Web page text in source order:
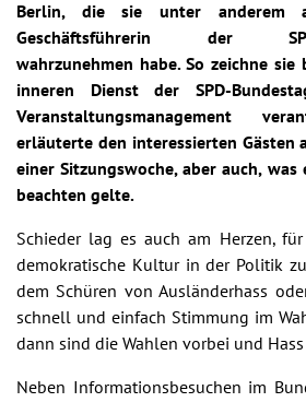
Berlin, die sie unter anderem
Geschäftsführerin der SPD-
wahrzunehmen habe. So zeichne sie
inneren Dienst der SPD-
Veranstaltungsmanagement
erläuterte den interessierten Gästen
einer Sitzungswoche, aber auch, was
beachten gelte.
Schieder lag es auch am Herzen,
demokratische Kultur in der Politik
dem Schüren von Ausländerhass
schnell und einfach Stimmung im
dann sind die Wahlen vorbei und
Neben Informationsbesuchen im